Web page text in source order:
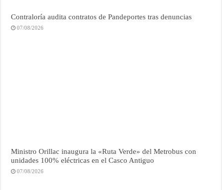
Contraloría audita contratos de Pandeportes tras denuncias
07/08/2026
Ministro Orillac inaugura la «Ruta Verde» del Metrobus con
unidades 100% eléctricas en el Casco Antiguo
07/08/2026